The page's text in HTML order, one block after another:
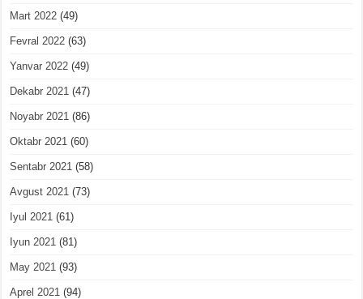
Mart 2022 (49)
Fevral 2022 (63)
Yanvar 2022 (49)
Dekabr 2021 (47)
Noyabr 2021 (86)
Oktabr 2021 (60)
Sentabr 2021 (58)
Avgust 2021 (73)
Iyul 2021 (61)
Iyun 2021 (81)
May 2021 (93)
Aprel 2021 (94)